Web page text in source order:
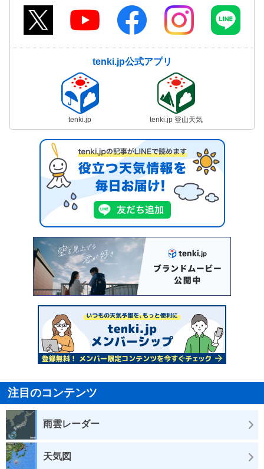
tenki.jp公式アプリ
tenki.jp tenki.jp 登山天気
注目のコンテンツ
雨雲レーダー
天気図